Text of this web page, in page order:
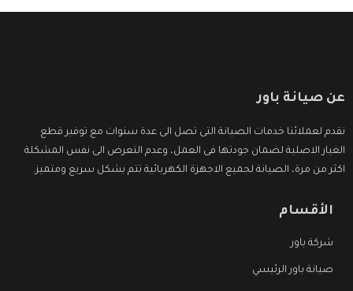
عن صيانة باور
نقدم لعملائنا خدمات الصيانة التى تصل الى عدة سنوات مع توفير قطع
الغيار الاصلية لضمان جودتها فى العمل، وعدم التعرض الى نفس المشكلة
اكثر من مرة، الصيانة لجميع الاجهزة الكهربائية تتم بشكل سريع ومتميز.
الأقسام
شركة باور
صيانة باور الرئيسي